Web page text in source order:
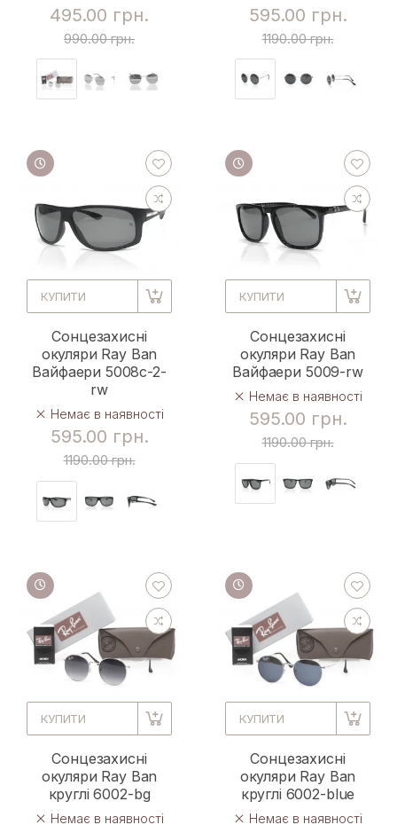
495.00 грн.
990.00 грн.
595.00 грн.
1190.00 грн.
КУПИТИ
Сонцезахисні
окуляри Ray Ban
Вайфаери 5008с-2-
rw
Немає в наявності
595.00 грн.
1190.00 грн.
КУПИТИ
Сонцезахисні
окуляри Ray Ban
Вайфаери 5009-rw
Немає в наявності
595.00 грн.
1190.00 грн.
КУПИТИ
Сонцезахисні
окуляри Ray Ban
круглі 6002-bg
Немає в наявності
КУПИТИ
Сонцезахисні
окуляри Ray Ban
круглі 6002-blue
Немає в наявності